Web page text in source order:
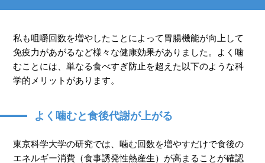
私も咀嚼回数を増やしたことによって胃腸機能が向上して
免疫力があがるなど様々な健康効果がありました。よく噛
むことには、単なる食べすぎ防止を超えた以下のような科
学的メリットがあります。
よく噛むと食後代謝が上がる
東京科学大学の研究では、噛む回数を増やすだけで食後の
エネルギー消費（食事誘発性熱産生）が高まることが確認